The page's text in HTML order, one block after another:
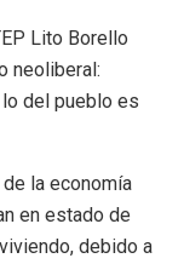
Lito Borello
neoliberal:
del pueblo es
la economía
en estado de
debido a